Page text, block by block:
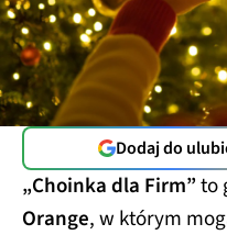
Dodaj do
„Choinka dla Firm”to
Orange, w którym